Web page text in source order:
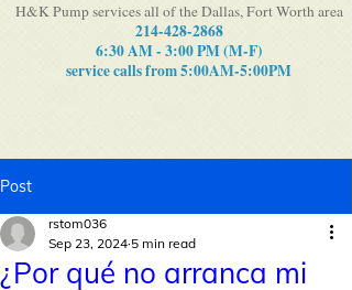
H&K Pump services all of the Dallas, Fort Worth area
214-428-2868
6:30 AM - 3:00 PM (M-F)
service calls from 5:00AM-5:00PM
Post
¿Por qué no arranca mi
rstom036
Sep 23, 2024 5 min read